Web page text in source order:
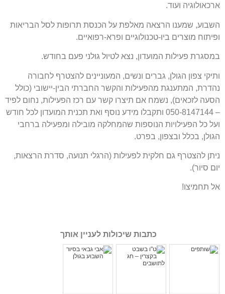
ארכאולוגיה ועוד.
השבוע, שמענו הרצאה מאלפת על הכנסת תרופות לסל הבריאות
ופיתוח מוצרים ביו-טכנולוגיים ופרא-רפואיים.
במסגרת פעילות המועדון, נצא לטיול גולני פעם בחודש.
ותיקי צפון הגולן, גברים ונשים, המעוניינים להצטרף לחבורה
נהדרת, המתענגת מהפעילות והקשר החברתי הבין-יישובי (כולל
הסעה לזכאים), נשמח אם תיצרו קשר עם רכז הפעילות, נחום לפיד
– 050-8147144 ותקבלו מידע נוסף ואת תכנית המועדון לכל חודש
ועל כל הפעילויות הנוספות שהמחלקה מובילה ומפעילה ברחבי
הגולן, בכלל ובצפון, בפרט.
ניתן להצטרף גם חלקית לפעילות (הרגלי תנועה, סדרת הרצאות,
יום סיור).
אל תחמיצו!
כתבות שיכולות לעניין אותך